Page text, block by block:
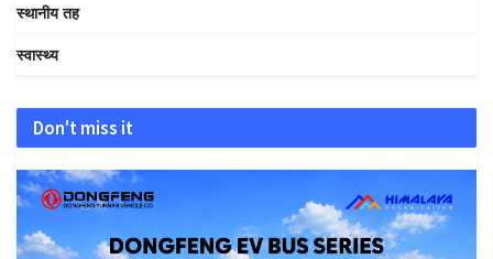
स्थानीय तह
स्वास्थ्य
Don't miss it